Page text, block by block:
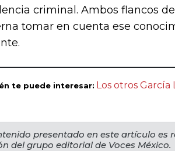
criminal. Ambos flancos
tomar en cuenta ese
te puede interesar: Los otros García
presentado en este artículo es
del grupo editorial de Voces México.